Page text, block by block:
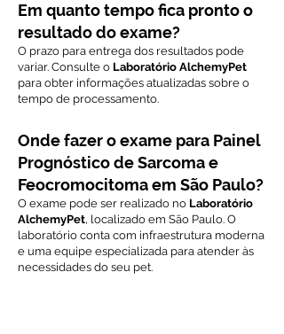
Em quanto tempo fica pronto o
resultado do exame?
O prazo para entrega dos resultados pode
variar. Consulte o Laboratório AlchemyPet
para obter informações atualizadas sobre o
tempo de processamento.
Onde fazer o exame para Painel
Prognóstico de Sarcoma e
Feocromocitoma em São Paulo?
O exame pode ser realizado no Laboratório
AlchemyPet, localizado em São Paulo. O
laboratório conta com infraestrutura moderna
e uma equipe especializada para atender às
necessidades do seu pet.